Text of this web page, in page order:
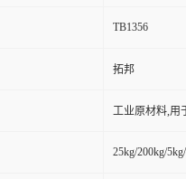
TB1356
拓邦
工业原材料,用
25kg/200kg/